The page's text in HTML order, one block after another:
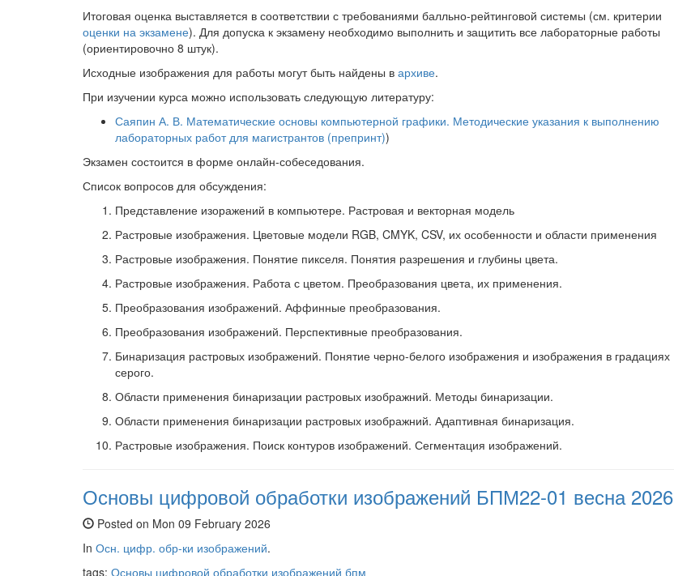
Итоговая оценка выставляется в соответствии с требованиями балльно-рейтинговой системы (см. критерии
оценки на экзамене). Для допуска к экзамену необходимо выполнить и защитить все лабораторные работы
(ориентировочно 8 штук).
Исходные изображения для работы могут быть найдены в архиве.
При изучении курса можно использовать следующую литературу:
Саяпин А. В. Математические основы компьютерной графики. Методические указания к выполнению
лабораторных работ для магистрантов (препринт))
Экзамен состоится в форме онлайн-собеседования.
Список вопросов для обсуждения:
Представление изоражений в компьютере. Растровая и векторная модель
Растровые изображения. Цветовые модели RGB, CMYK, CSV, их особенности и области применения
Растровые изображения. Понятие пикселя. Понятия разрешения и глубины цвета.
Растровые изображения. Работа с цветом. Преобразования цвета, их применения.
Преобразования изображений. Аффинные преобразования.
Преобразования изображений. Перспективные преобразования.
Бинаризация растровых изображений. Понятие черно-белого изображения и изображения в градациях
серого.
Области применения бинаризации растровых изображний. Методы бинаризации.
Области применения бинаризации растровых изображний. Адаптивная бинаризация.
Растровые изображения. Поиск контуров изображений. Сегментация изображений.
Основы цифровой обработки изображений БПМ22-01 весна 2026
Posted on Mon 09 February 2026
In Осн. цифр. обр-ки изображений.
tags: Основы цифровой обработки изображений бпм